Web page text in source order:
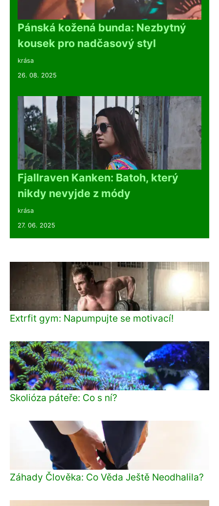
Pánská kožená bunda: Nezbytný
kousek pro nadčasový styl
krása
26. 08. 2025
Fjallraven Kanken: Batoh, který
nikdy nevyjde z módy
krása
27. 06. 2025
Extrfit gym: Napumpujte se motivací!
Skolióza páteře: Co s ní?
Záhady Člověka: Co Věda Ještě Neodhalila?